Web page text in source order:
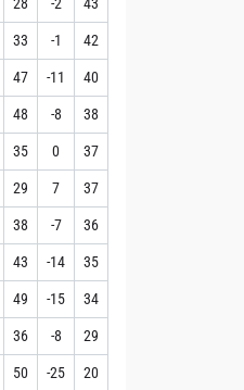
28 -2 43
33 -1 42
47 -11 40
48 -8 38
35 0 37
29 7 37
38 -7 36
43 -14 35
49 -15 34
36 -8 29
50 -25 20